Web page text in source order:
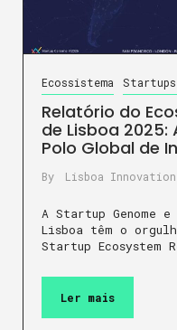
Ecossistema
Relatório do
de Lisboa 2025:
Polo Global de
By Lisboa Innovation
A Startup Genome
Lisboa têm o
Startup Ecosystem
Ler mais